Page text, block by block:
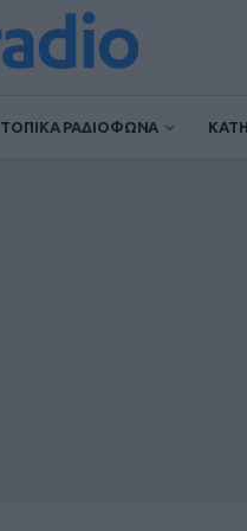
ΤΟΠΙΚΑ ΡΑΔΙΟΦΩΝΑ